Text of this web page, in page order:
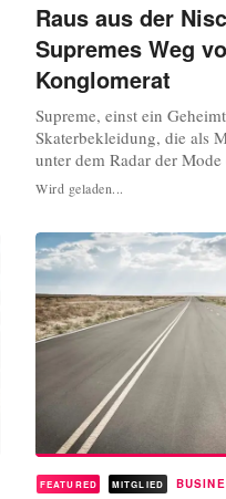
Raus aus der
Supremes Weg
Konglomerat
Supreme, einst ein
Skaterbekleidung, die als
unter dem Radar der
nicht mehr. Liebhaber der
Shirt, eine Jacke, ein
stundenlang Schlange
brauchen sich nun nicht
Supreme...
Wird geladen...
FEATURED MITGLIED